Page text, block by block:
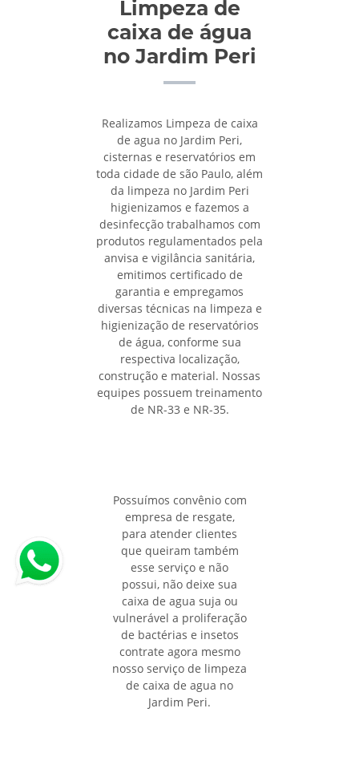
Limpeza de
caixa de água
no Jardim Peri
Realizamos Limpeza de caixa
de agua no Jardim Peri,
cisternas e reservatórios em
toda cidade de são Paulo, além
da limpeza no Jardim Peri
higienizamos e fazemos a
desinfecção trabalhamos com
produtos regulamentados pela
anvisa e vigilância sanitária,
emitimos certificado de
garantia e empregamos
diversas técnicas na limpeza e
higienização de reservatórios
de água, conforme sua
respectiva localização,
construção e material. Nossas
equipes possuem treinamento
de NR-33 e NR-35.
Possuímos convênio com
empresa de resgate,
para atender clientes
que queiram também
esse serviço e não
possui, não deixe sua
caixa de agua suja ou
vulnerável a proliferação
de bactérias e insetos
contrate agora mesmo
nosso serviço de limpeza
de caixa de agua no
Jardim Peri.